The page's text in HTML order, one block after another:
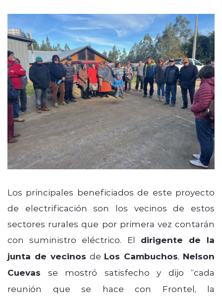
Los principales beneficiados de este proyecto
de electrificación son los vecinos de estos
sectores rurales que por primera vez contarán
con suministro eléctrico. El dirigente de la
junta de vecinos de Los Cambuchos, Nelson
Cuevas se mostró satisfecho y dijo “cada
reunión que se hace con Frontel, la